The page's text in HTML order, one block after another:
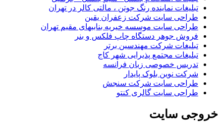
تبلیغات نماینده رنگ جوتن ، مالتی کالر در تهران
طراحی سایت شرکت زعفران یقین
طراحی سایت موسسه خیریه بنابیهای مقیم تهران
فروش جوهر دستگاه چاپ فلکس و بنر
تبلیغات شرکت مهندسین برتر
تبلیغات مجتمع پذیرایی شهر کاج
تدریس خصوصی زبان فرانسه
شرکت نوین بلوک پایدار
طراحی سایت شرکت سنجش
طراحی سایت گالری کنتو
خروجی سایت